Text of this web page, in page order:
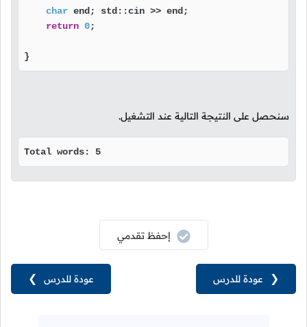
char end; std::cin >> end;
return 0;
}
سنحصل على النتيجة التالية عند التشغيل.
Total words: 5
عودة للدرس ❯
إحفظ تقدمي
❮ عودة للدرس